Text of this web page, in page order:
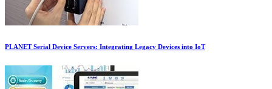
PLANET Serial Device Servers: Integrating Legacy Devices into IoT